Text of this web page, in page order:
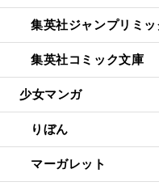
集英社ジャンプリミッ
集英社コミック文庫
少女マンガ
りぼん
マーガレット